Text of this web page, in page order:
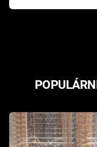
Pottera přišla s